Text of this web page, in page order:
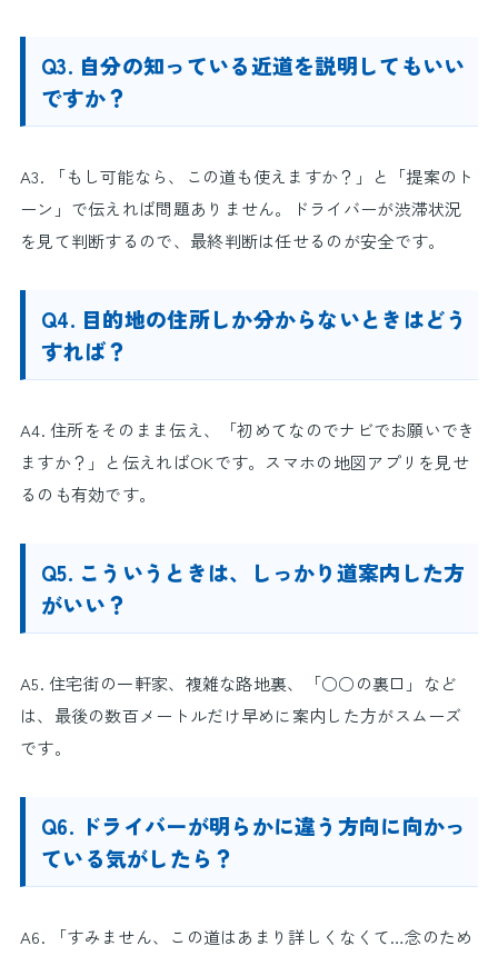
Q3. 自分の知っている近道を説明してもいい
ですか？
A3. 「もし可能なら、この道も使えますか？」と「提案のト
ーン」で伝えれば問題ありません。ドライバーが渋滞状況
を見て判断するので、最終判断は任せるのが安全です。
Q4. 目的地の住所しか分からないときはどう
すれば？
A4. 住所をそのまま伝え、「初めてなのでナビでお願いでき
ますか？」と伝えればOKです。スマホの地図アプリを見せ
るのも有効です。
Q5. こういうときは、しっかり道案内した方
がいい？
A5. 住宅街の一軒家、複雑な路地裏、「○○の裏口」など
は、最後の数百メートルだけ早めに案内した方がスムーズ
です。
Q6. ドライバーが明らかに違う方向に向かっ
ている気がしたら？
A6. 「すみません、この道はあまり詳しくなくて…念のため